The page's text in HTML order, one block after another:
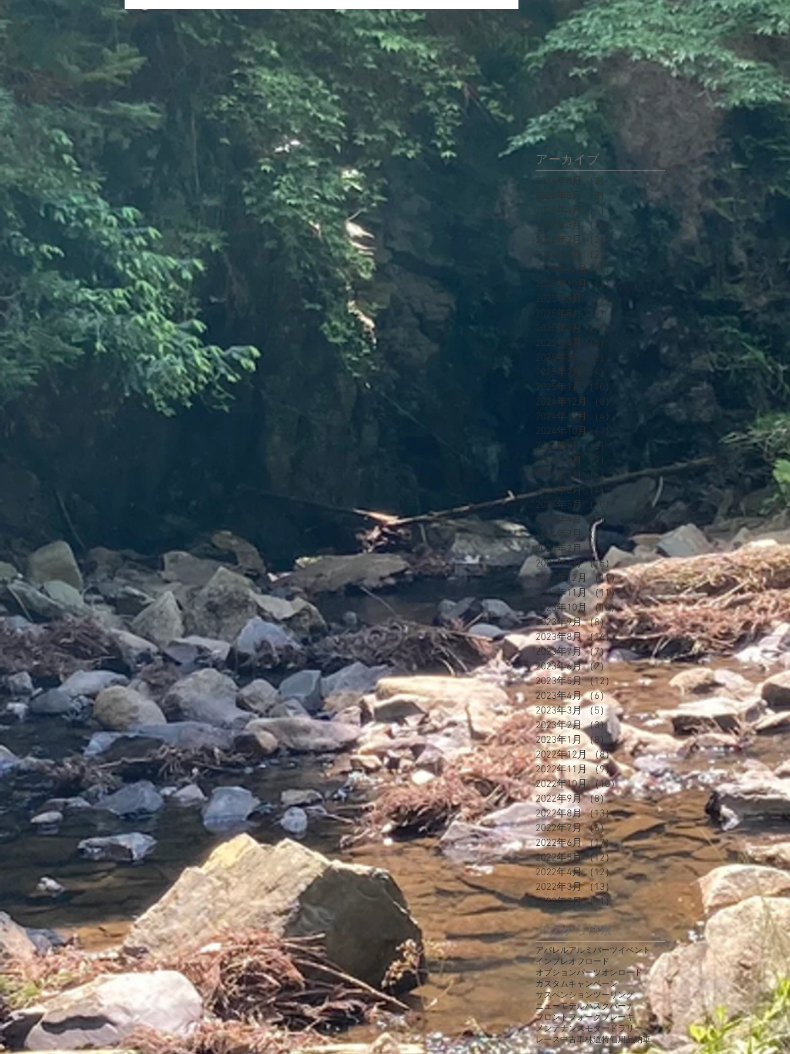
アーカイブ
2026年6月 （2）
2件の記事
（8）
2026年4月
（1）
1件の記事
2026年3月
（1）
2026年2月
（2）
2件の記事
2026年1月
（2） 2件の記事
2025年12月 （1）
2025年10月 （1）
2025年9月
（1）
1件の記事
2025年8月
（9）
9件の記事
2025年5月
（11）
11件の記事
2025年4月
（5）
5件の記事
2025年3月
（2）
2025年2月
（4）
4件の記事
2025年1月
（10）
10件の記事
2024年12月
（8）
2024年11月
（4）
4件の記事
2024年10月
（7）
2024年9月
（2）
2024年8月
（9）
2024年7月
（6）6件の記事
2024年6月
（4）4件の記事
2024年5月
（10）
10件の記事
2024年4月 （7）
2024年3月
（1）1件の記事
2024年2月 （6）6件の記事
2024年1月 （15）15件の記事
2023年12月 （11）11件の記事
2023年11月 （11）11件の記事
2023年10月 （10）10件の記事
2023年9月 （8）8件の記事
2023年8月 （16）16件の記事
2023年7月 （7）7件の記事
2023年6月 （2）2件の記事
2023年5月 （12）12件の記事
2023年4月 （6）6件の記事
2023年3月 （5）5件の記事
2023年2月 （3） 3件の記事
2023年1月 （8）8件の記事
2022年12月 （8）8件の記事
2022年11月 （9）9件の記事
2022年10月 （10）10件の記事
2022年9月 （8）8件の記事
2022年8月 （13）13件の記事
2022年7月 （6）6件の記事
2022年6月 （17）17件の記事
2022年5月 （12）12件の記事
2022年4月 （12）12件の記事
2022年3月 （13）13件の記事
2022年2月 （11）11件の記事
タグから検索
アパレルアルミパーツイベント
インプレオフロード
オプションパーツオンロード
カスタムキャンペーン
サスペンションツーリング
ニューモデルハスクバーナ
フロントフォークブレーキ
メンテナンスモタードラリー
レース中古車林道特価用品納車